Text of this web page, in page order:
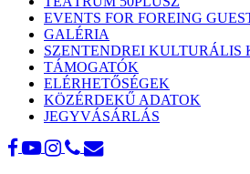
EVENTS FOR FOREING
GALÉRIA
SZENTENDREI KULTURÁLIS
TÁMOGATÓK
ELÉRHETŐSÉGEK
KÖZÉRDEKŰ ADATOK
JEGYVÁSÁRLÁS